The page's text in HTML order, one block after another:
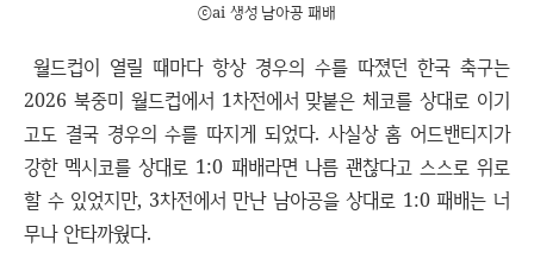
ⓒai 생성 남아공 패배
월드컵이 열릴 때마다 항상 경우의 수를 따졌던 한국 축구는
2026 북중미 월드컵에서 1차전에서 맞붙은 체코를 상대로 이기
고도 결국 경우의 수를 따지게 되었다. 사실상 홈 어드밴티지가
강한 멕시코를 상대로 1:0 패배라면 나름 괜찮다고 스스로 위로
할 수 있었지만, 3차전에서 만난 남아공을 상대로 1:0 패배는 너
무나 안타까웠다.